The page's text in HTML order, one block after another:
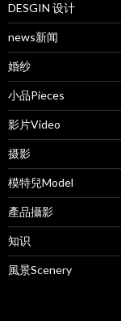
DESGIN 设计
news新闻
婚纱
小品Pieces
影片Video
摄影
模特兒Model
產品攝影
知识
風景Scenery